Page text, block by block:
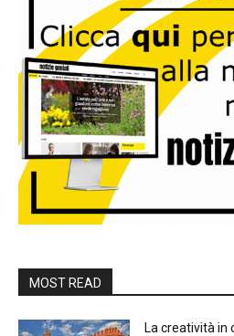
MOST READ
La creatività in